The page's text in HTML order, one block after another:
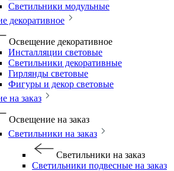
Светильники модульные
декоративное
Освещение декоративное
Инсталляции световые
Светильники декоративные
Гирлянды световые
Фигуры и декор световые
на заказ
Освещение на заказ
Светильники на заказ
Светильники на заказ
Светильники подвесные на заказ